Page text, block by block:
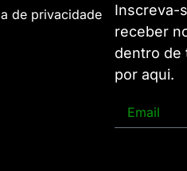
de privacidade
Inscreva-
receber
dentro de
por aqui.